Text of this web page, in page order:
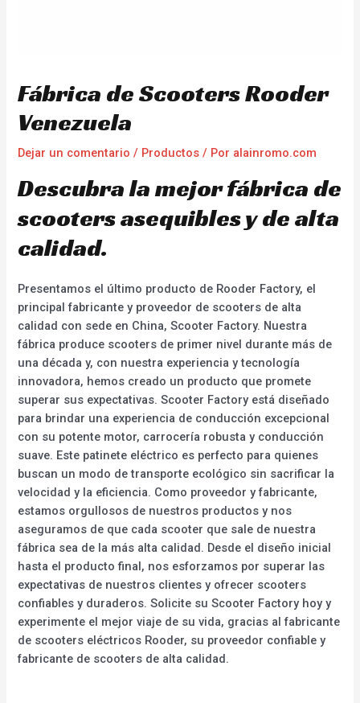
Fábrica de Scooters Rooder
Venezuela
Dejar un comentario / Productos / Por alainromo.com
Descubra la mejor fábrica de
scooters asequibles y de alta
calidad.
Presentamos el último producto de Rooder Factory, el
principal fabricante y proveedor de scooters de alta
calidad con sede en China, Scooter Factory. Nuestra
fábrica produce scooters de primer nivel durante más de
una década y, con nuestra experiencia y tecnología
innovadora, hemos creado un producto que promete
superar sus expectativas. Scooter Factory está diseñado
para brindar una experiencia de conducción excepcional
con su potente motor, carrocería robusta y conducción
suave. Este patinete eléctrico es perfecto para quienes
buscan un modo de transporte ecológico sin sacrificar la
velocidad y la eficiencia. Como proveedor y fabricante,
estamos orgullosos de nuestros productos y nos
aseguramos de que cada scooter que sale de nuestra
fábrica sea de la más alta calidad. Desde el diseño inicial
hasta el producto final, nos esforzamos por superar las
expectativas de nuestros clientes y ofrecer scooters
confiables y duraderos. Solicite su Scooter Factory hoy y
experimente el mejor viaje de su vida, gracias al fabricante
de scooters eléctricos Rooder, su proveedor confiable y
fabricante de scooters de alta calidad.